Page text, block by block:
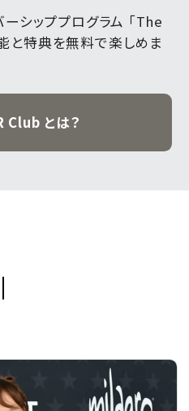
シッププログラム 「The
と特典を無料で楽しめま
とは？